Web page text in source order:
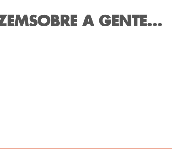
SOBRE A GENTE...